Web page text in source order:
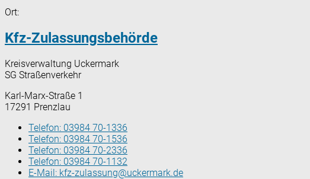
Ort:
Kfz-Zulassungsbehörde
Kreisverwaltung Uckermark
SG Straßenverkehr
Karl-Marx-Straße 1
17291 Prenzlau
Telefon: 03984 70-1336
Telefon: 03984 70-1536
Telefon: 03984 70-2336
Telefon: 03984 70-1132
E-Mail: kfz-zulassung@uckermark.de